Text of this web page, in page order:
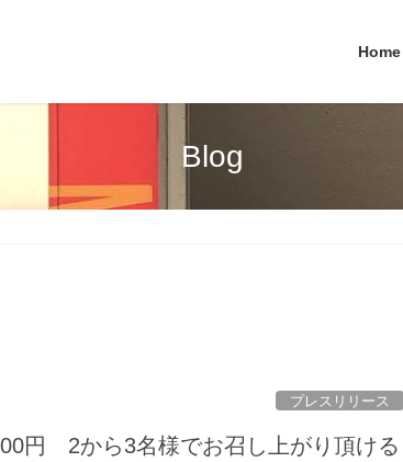
Home
Blog
プレスリリース
円 2から3名様でお召し上がり頂ける